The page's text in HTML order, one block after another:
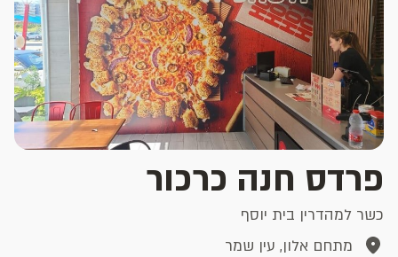
פרדס חנה כרכור
כשר למהדרין בית יוסף
מתחם אלון, עין שמר